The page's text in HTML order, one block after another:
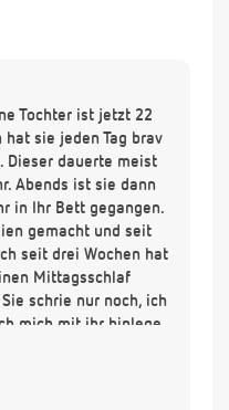
Tochter ist jetzt 22
hat sie jeden Tag brav
Dieser dauerte meist
Abends ist sie dann
in Ihr Bett gegangen.
gemacht und seit
seit drei Wochen hat
Mittagsschlaf
schrie nur noch, ich
mich mit ihr hinlege,
ich aber dann
einer viertel Stunde